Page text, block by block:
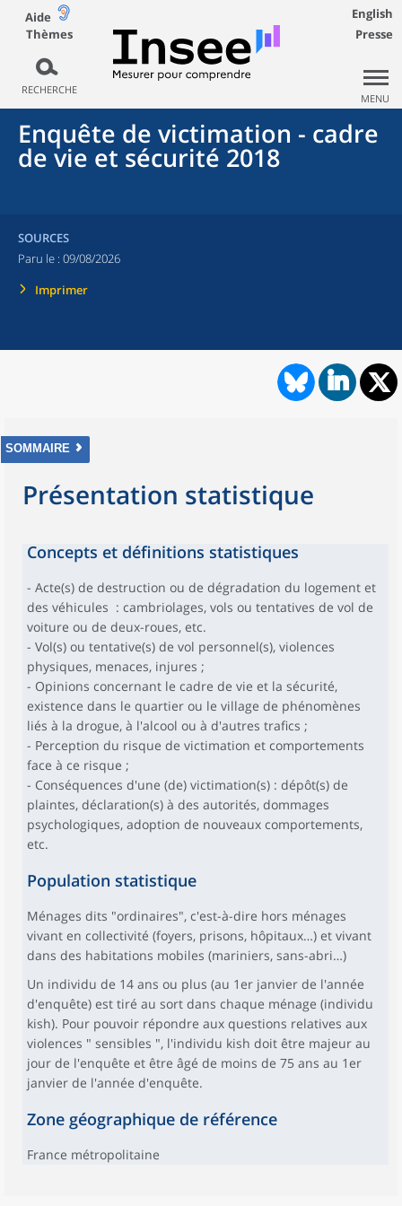
Aide
Thèmes
RECHERCHE
English
Presse
MENU
Enquête de victimation - cadre
de vie et sécurité 2018
SOURCES
Paru le : 09/08/2026
Imprimer
SOMMAIRE
Présentation statistique
Concepts et définitions statistiques
- Acte(s) de destruction ou de dégradation du logement et
des véhicules : cambriolages, vols ou tentatives de vol de
voiture ou de deux-roues, etc.
- Vol(s) ou tentative(s) de vol personnel(s), violences
physiques, menaces, injures ;
- Opinions concernant le cadre de vie et la sécurité,
existence dans le quartier ou le village de phénomènes
liés à la drogue, à l'alcool ou à d'autres trafics ;
- Perception du risque de victimation et comportements
face à ce risque ;
- Conséquences d'une (de) victimation(s) : dépôt(s) de
plaintes, déclaration(s) à des autorités, dommages
psychologiques, adoption de nouveaux comportements,
etc.
Population statistique
Ménages dits "ordinaires", c'est-à-dire hors ménages
vivant en collectivité (foyers, prisons, hôpitaux…) et vivant
dans des habitations mobiles (mariniers, sans-abri…)
Un individu de 14 ans ou plus (au 1er janvier de l'année
d'enquête) est tiré au sort dans chaque ménage (individu
kish). Pour pouvoir répondre aux questions relatives aux
violences " sensibles ", l'individu kish doit être majeur au
jour de l'enquête et être âgé de moins de 75 ans au 1er
janvier de l'année d'enquête.
Zone géographique de référence
France métropolitaine